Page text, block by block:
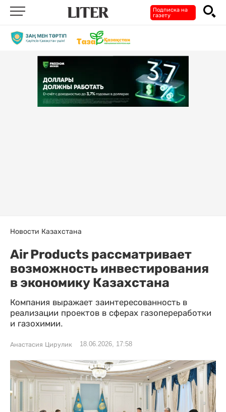
Подписка на
газету
Новости Казахстана
Air Products рассматривает
возможность инвестирования
в экономику Казахстана
Компания выражает заинтересованность в
реализации проектов в сферах газопереработки
и газохимии.
Анастасия Цирулик 18.06.2026, 17:58